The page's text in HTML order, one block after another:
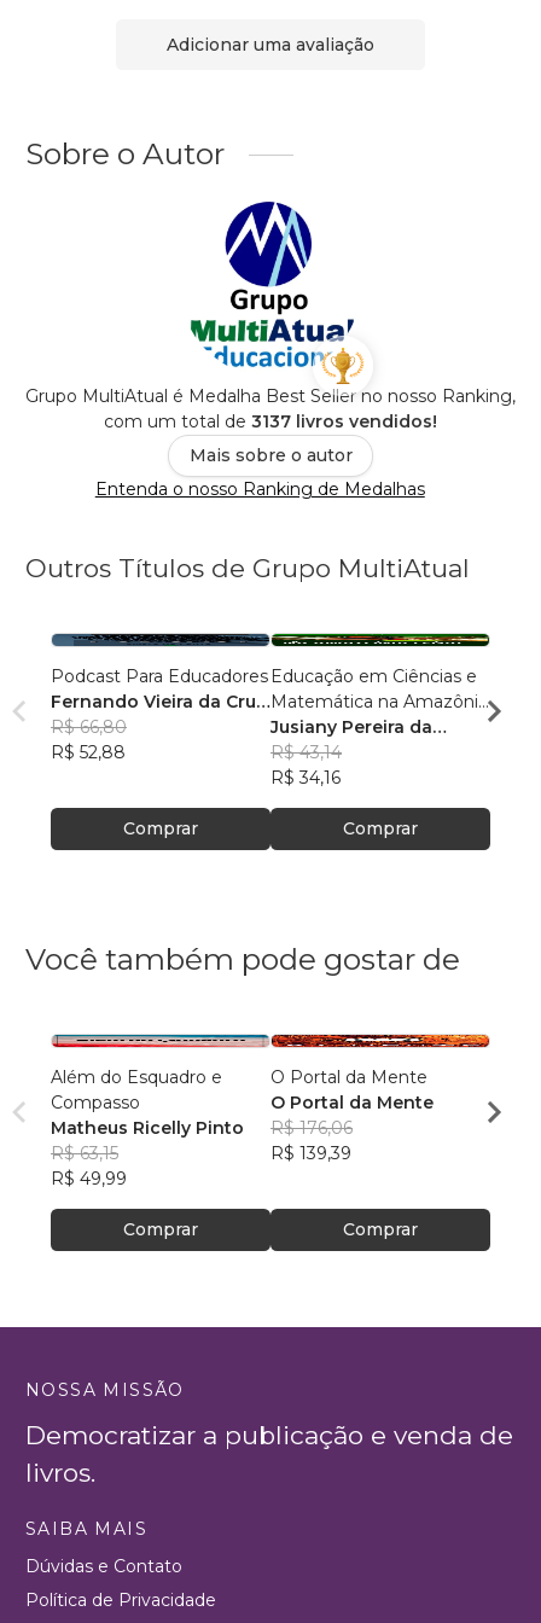
Adicionar uma avaliação
Sobre o Autor
Grupo MultiAtual é Medalha Best Seller no nosso Ranking,
com um total de 3137 livros vendidos!
Mais sobre o autor
Entenda o nosso Ranking de Medalhas
Outros Títulos de Grupo MultiAtual
Podcast Para Educadores
Fernando Vieira da Cruz
(Fernandinho Cruz)
R$ 66,80
R$ 52,88
Comprar
Educação em Ciências e
Matemática na Amazônia
Legal: Pesquisas e
Práticas Pedagógicas
Jusiany Pereira da
Cunha dos Santos
R$ 43,14
R$ 34,16
Comprar
Érica
Você também pode gostar de
Além do Esquadro e
Compasso
Matheus Ricelly Pinto
R$ 63,15
R$ 49,99
Comprar
O Portal da Mente
O Portal da Mente
R$ 176,06
R$ 139,39
Comprar
NOSSA MISSÃO
Democratizar a publicação e venda de
livros.
SAIBA MAIS
Dúvidas e Contato
Política de Privacidade